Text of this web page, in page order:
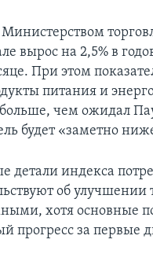
вырос на 2,5% в
При этом
питания и
чем ожидал
будет «заметно
детали индекса
об улучшении
хотя основные
прогресс за первые